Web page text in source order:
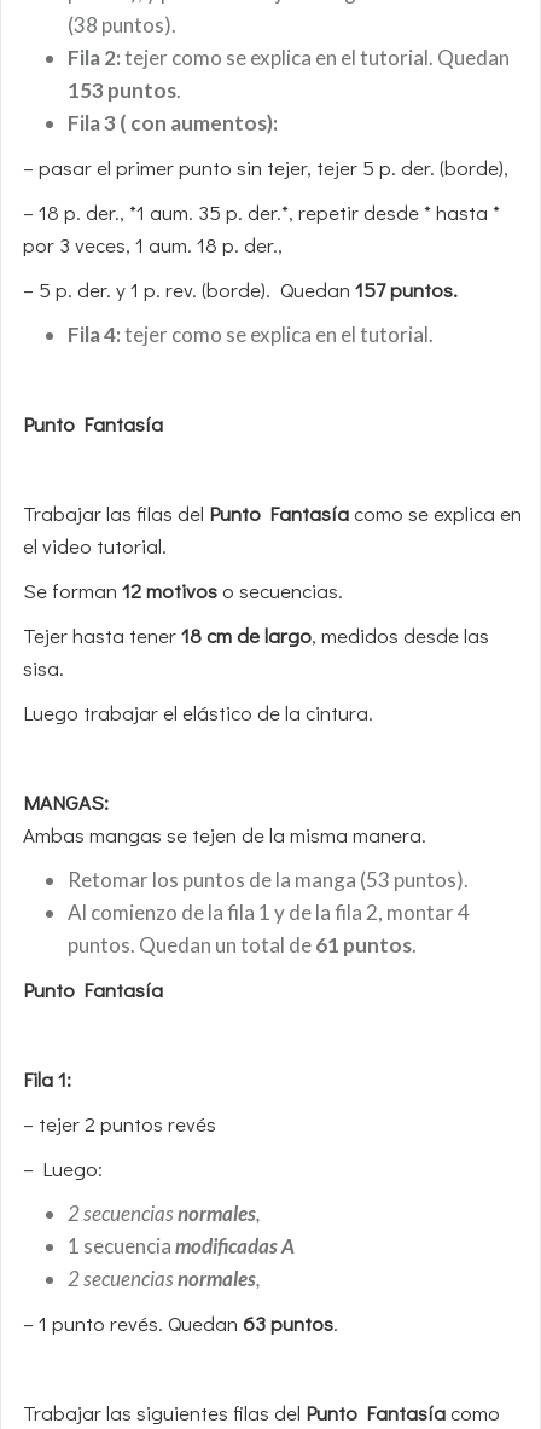
(38 puntos).
Fila 2:tejer como se explica en el tutorial. Quedan
153 puntos.
Fila 3 ( con aumentos):
– pasar el primer punto sin tejer, tejer 5 p. der. (borde),
– 18 p. der., *1 aum. 35 p. der.*, repetir desde * hasta *
por 3 veces, 1 aum. 18 p. der.,
– 5 p. der. y 1 p. rev. (borde). Quedan 157 puntos.
Fila 4:tejer como se explica en el tutorial.
Punto Fantasía
Trabajar las filas del Punto Fantasíacomo se explica en
el video tutorial.
Se forman 12 motivoso secuencias.
Tejer hasta tener18 cm de largo, medidos desde las
sisa.
Luego trabajar el elástico de la cintura.
MANGAS:
Ambas mangas se tejen de la misma manera.
Retomar los puntos de la manga (53 puntos).
Al comienzo de la fila 1 y de la fila 2, montar 4
puntos. Quedan un total de61 puntos.
Punto Fantasía
Fila 1:
– tejer 2 puntos revés
– Luego:
2 secuenciasnormales,
1 secuenciamodificadas A
2 secuenciasnormales,
– 1 punto revés. Quedan 63 puntos.
Trabajar las siguientes filas del Punto Fantasíacomo